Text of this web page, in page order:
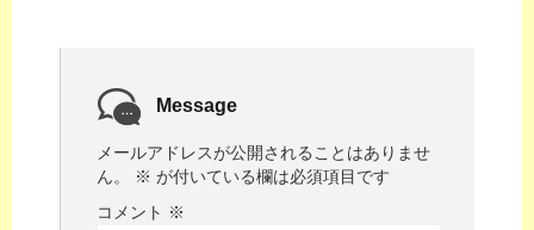
Message
メールアドレスが公開されることはありませ
ん。
※ が付いている欄は必須項目です
コメント ※